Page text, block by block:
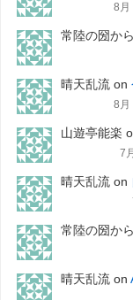
8月
常陸の圀か
晴天乱流on
8月
山遊亭能楽
7
晴天乱流on
常陸の圀か
晴天乱流on